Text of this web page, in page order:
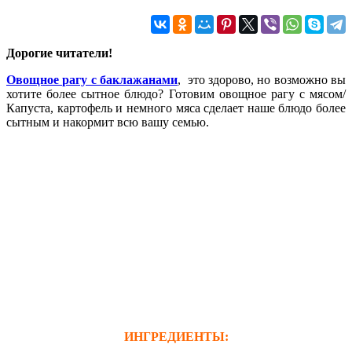
Дорогие читатели!
Овощное рагу с баклажанами, это здорово, но возможно вы
хотите более сытное блюдо? Готовим овощное рагу с мясом/
Капуста, картофель и немного мяса сделает наше блюдо более
сытным и накормит всю вашу семью.
ИНГРЕДИЕНТЫ: